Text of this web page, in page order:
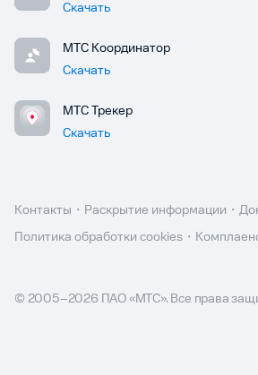
Скачать
МТС Координатор
Скачать
МТС Трекер
Скачать
© 2005–2026 ПАО «МТС». Все права
Контакты Раскрытие информации
Политика обработки cookies